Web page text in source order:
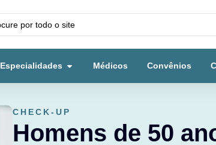
Especialidades Médicos Convênios
CHECK-UP
Homens de 50